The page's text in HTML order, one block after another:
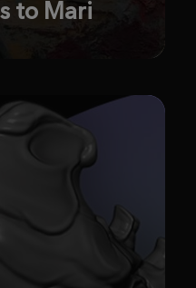
to Mari